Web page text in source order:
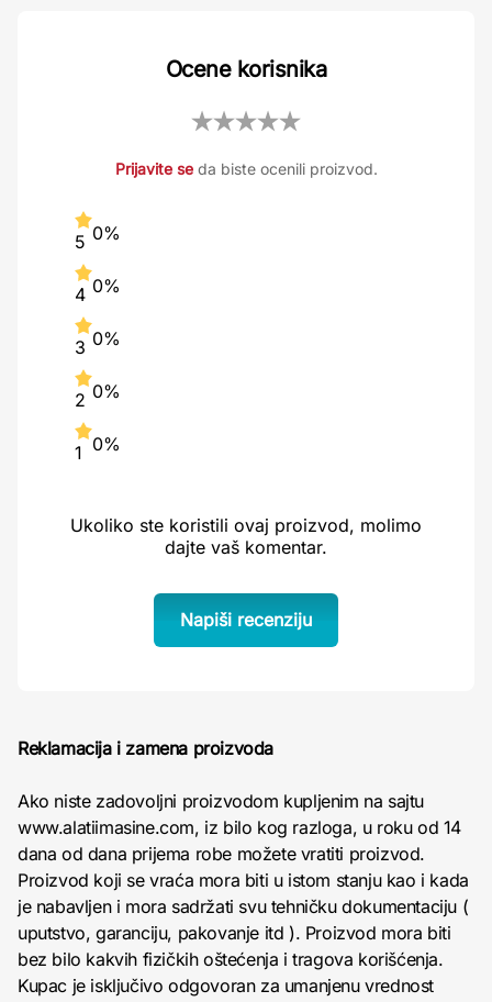
Ocene korisnika
Prijavite seda biste ocenili proizvod.
5 0%
4 0%
3 0%
2 0%
1 0%
Ukoliko ste koristili ovaj proizvod, molimo
dajte vaš komentar.
Napiši recenziju
Reklamacija i zamena proizvoda
Ako niste zadovoljni proizvodom kupljenim na sajtu
www.alatiimasine.com, iz bilo kog razloga, u roku od 14
dana od dana prijema robe možete vratiti proizvod.
Proizvod koji se vraća mora biti u istom stanju kao i kada
je nabavljen i mora sadržati svu tehničku dokumentaciju (
uputstvo, garanciju, pakovanje itd ). Proizvod mora biti
bez bilo kakvih fizičkih oštećenja i tragova korišćenja.
Kupac je isključivo odgovoran za umanjenu vrednost